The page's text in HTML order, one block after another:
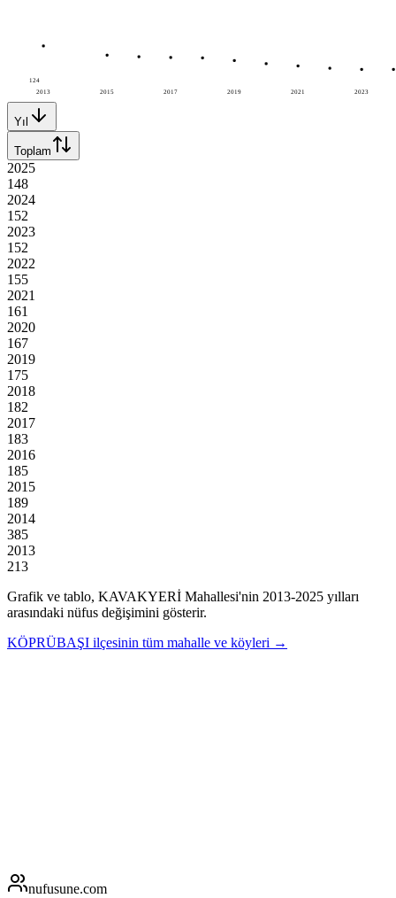
2013 2015 2017 2019 2021 2023
124
Yıl
Toplam
2025
148
2024
152
2023
152
2022
155
2021
161
2020
167
2019
175
2018
182
2017
183
2016
185
2015
189
2014
385
2013
213
Grafik ve tablo, KAVAKYERİ Mahallesi'nin 2013-2025 yılları
arasındaki nüfus değişimini gösterir.
KÖPRÜBAŞI ilçesinin tüm mahalle ve köyleri →
nufusune.com